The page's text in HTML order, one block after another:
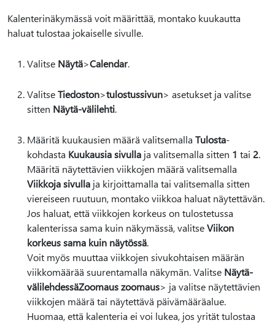
Kalenterinäkymässä voit määrittää, montako kuukautta
haluat tulostaa jokaiselle sivulle.
Valitse Näytä>Calendar.
ValitseTiedoston>tulostussivun> asetukset ja valitse
sitten Näytä-välilehti.
Määritä kuukausien määrä valitsemalla Tulosta-
kohdasta Kuukausia sivulla ja valitsemalla sitten 1 tai 2.
Määritä näytettävien viikkojen määrä valitsemalla
Viikkoja sivulla ja kirjoittamalla tai valitsemalla sitten
viereiseen ruutuun, montako viikkoa haluat näytettävän.
Jos haluat, että viikkojen korkeus on tulostetussa
kalenterissa sama kuin näkymässä, valitseViikon
korkeus sama kuin näytössä.
Voit myös muuttaa viikkojen sivukohtaisen määrän
viikkomäärää suurentamalla näkymän. Valitse Näytä-
välilehdessäZoomaus zoomaus> ja valitse näytettävien
viikkojen määrä tai näytettävä päivämääräalue.
Huomaa, että kalenteria ei voi lukea, jos yrität tulostaa